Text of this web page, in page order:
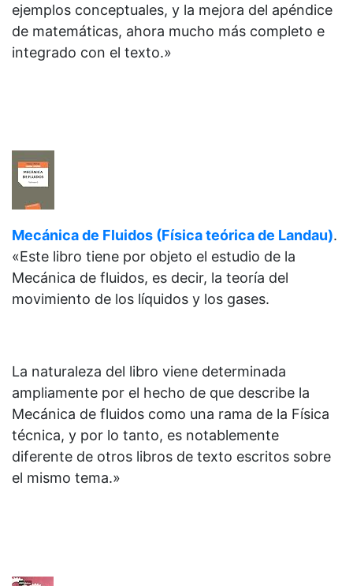
ejemplos conceptuales, y la mejora del apéndice
de matemáticas, ahora mucho más completo e
integrado con el texto.»
Mecánica de Fluidos (Física teórica de Landau).
«Este libro tiene por objeto el estudio de la
Mecánica de fluidos, es decir, la teoría del
movimiento de los líquidos y los gases.
La naturaleza del libro viene determinada
ampliamente por el hecho de que describe la
Mecánica de fluidos como una rama de la Física
técnica, y por lo tanto, es notablemente
diferente de otros libros de texto escritos sobre
el mismo tema.»